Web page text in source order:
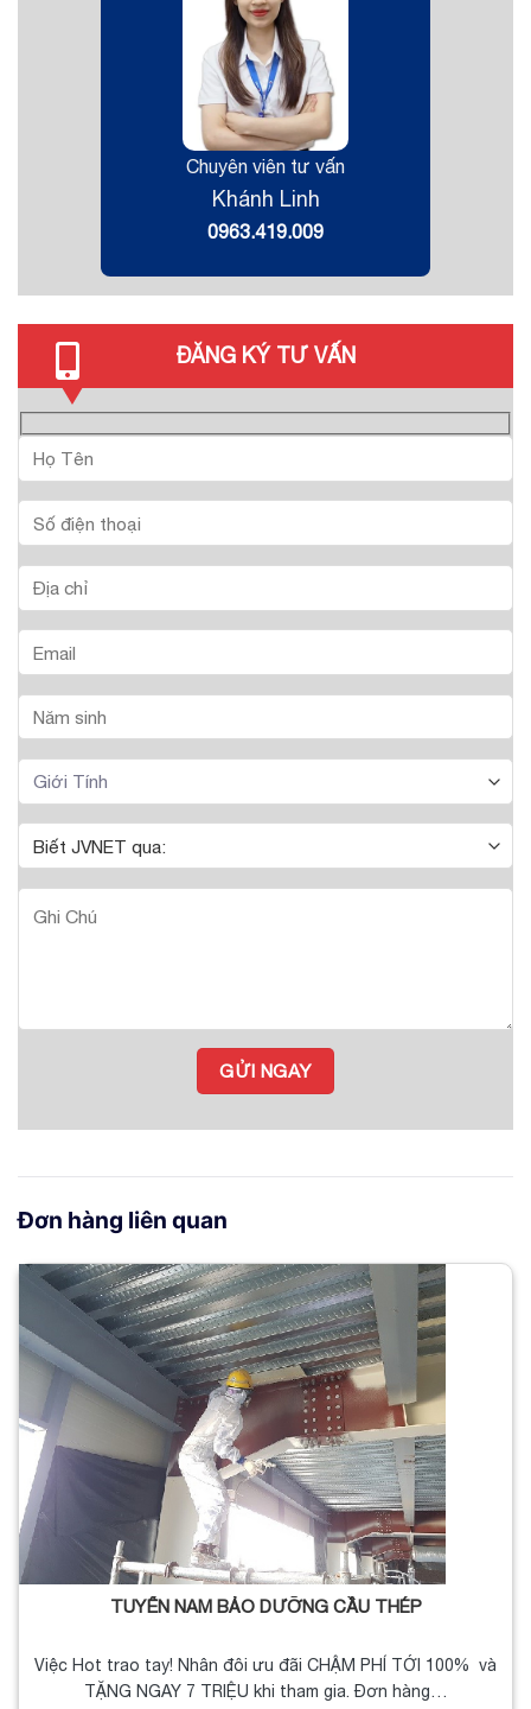
Chuyên viên tư vấn
Khánh Linh
0963.419.009
ĐĂNG KÝ TƯ VẤN
Đơn hàng liên quan
TUYỂN NAM BẢO DƯỠNG CẦU THÉP
Việc Hot trao tay! Nhân đôi ưu đãi CHẬM PHÍ TỚI 100% và
TẶNG NGAY 7 TRIỆU khi tham gia. Đơn hàng…